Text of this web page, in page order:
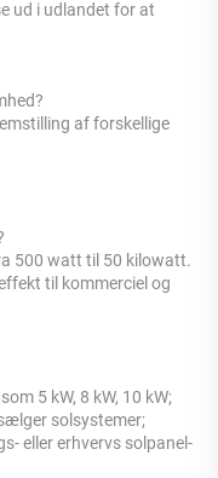
ud i udlandet for at
af forskellige
500 watt til 50 kilowatt.
til kommerciel og
5 kW, 8 kW, 10 kW;
solsystemer;
eller erhvervs solpanel-